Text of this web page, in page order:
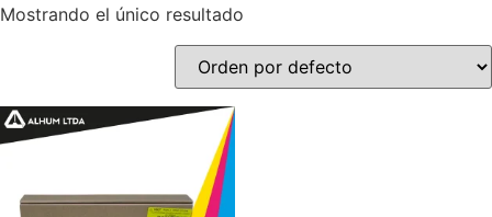
Mostrando el único resultado